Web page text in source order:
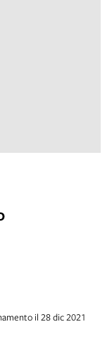
il 28 dic 2021